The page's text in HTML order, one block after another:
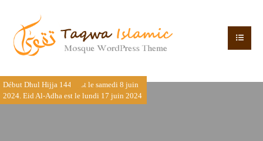
Début Dhul Hijja 1445 est le samedi 8 juin
2024. Eid Al-Adha est le lundi 17 juin 2024